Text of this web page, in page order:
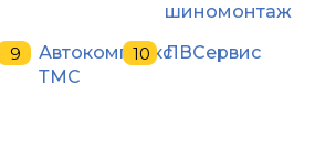
шиномонтаж
Автокомплекс
ТМС
ЛВСервис